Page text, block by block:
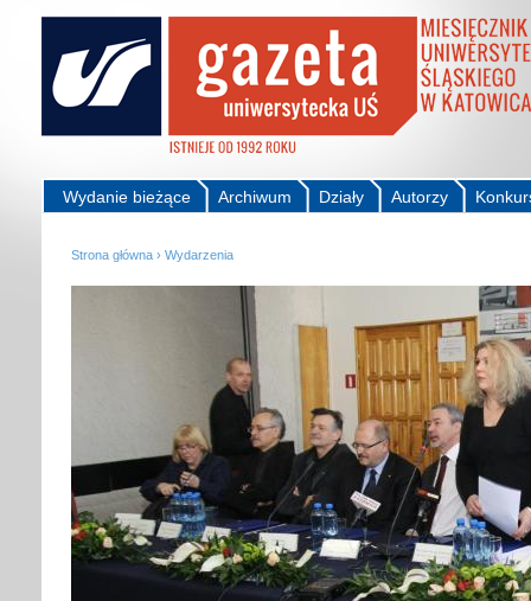
Autorzy
Działy
Archiwum
Wydanie bieżące
Strona główna › Wydarzenia